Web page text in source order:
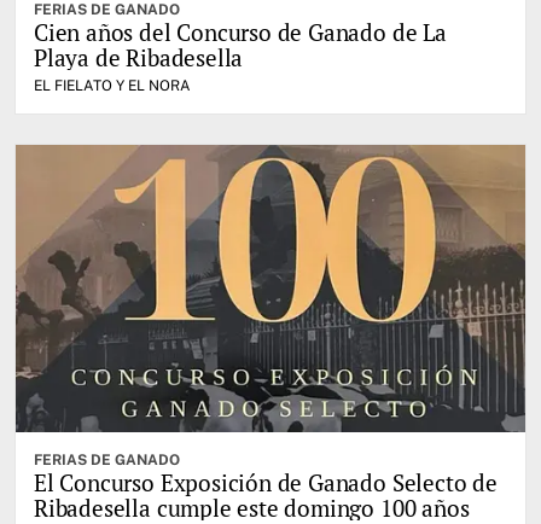
FERIAS DE GANADO
Cien años del Concurso de Ganado de La
Playa de Ribadesella
EL FIELATO Y EL NORA
FERIAS DE GANADO
El Concurso Exposición de Ganado Selecto de
Ribadesella cumple este domingo 100 años